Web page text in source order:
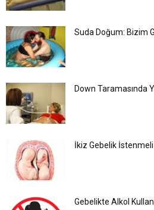
Suda Doğum: Bizim
Down Taramasında
İkiz Gebelik
Gebelikte Alkol